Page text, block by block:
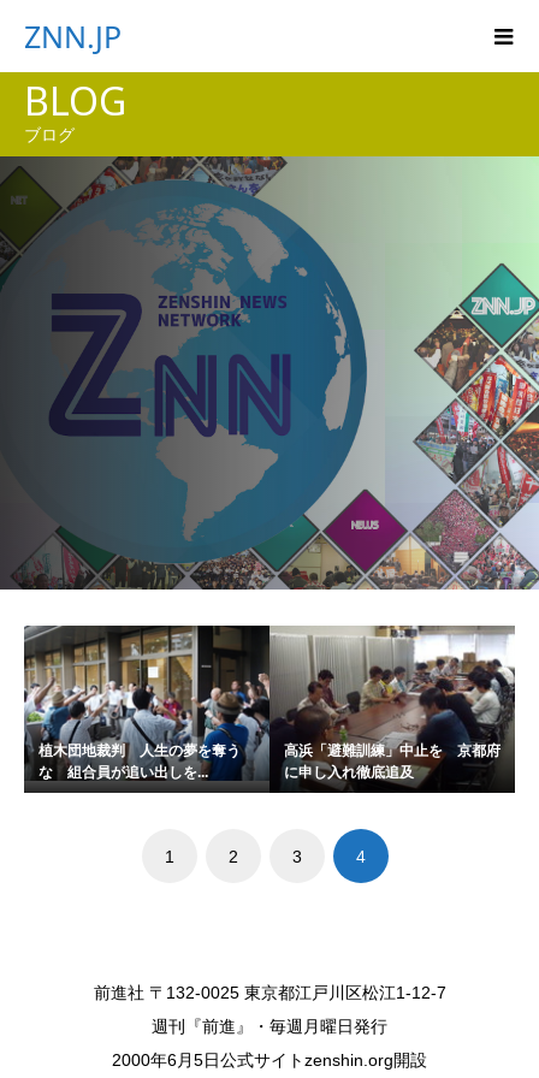
ZNN.JP
BLOG
ブログ
植木団地裁判 人生の夢を奪う
な 組合員が追い出しを...
高浜「避難訓練」中止を 京都府
に申し入れ徹底追及
1 2 3 4
前進社 〒132-0025 東京都江戸川区松江1-12-7
週刊『前進』・毎週月曜日発行
2000年6月5日公式サイトzenshin.org開設